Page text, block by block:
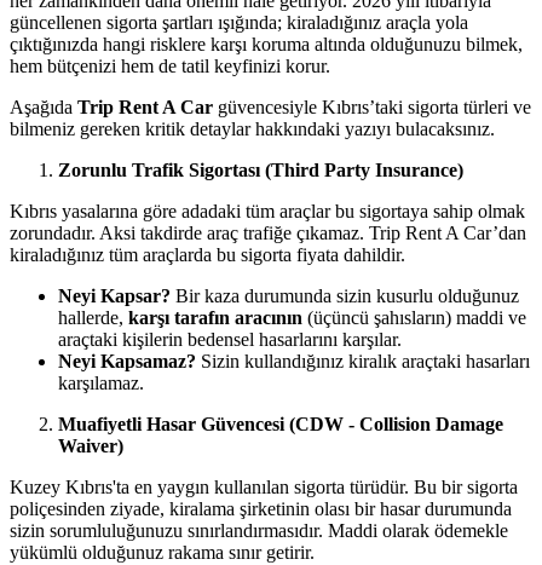
güncellenen sigorta şartları ışığında; kiraladığınız araçla yola
çıktığınızda hangi risklere karşı koruma altında olduğunuzu bilmek,
hem bütçenizi hem de tatil keyfinizi korur.
Aşağıda Trip Rent A Car güvencesiyle Kıbrıs’taki sigorta türleri ve
bilmeniz gereken kritik detaylar hakkındaki yazıyı bulacaksınız.
Zorunlu Trafik Sigortası (Third Party Insurance)
Kıbrıs yasalarına göre adadaki tüm araçlar bu sigortaya sahip olmak
zorundadır. Aksi takdirde araç trafiğe çıkamaz. Trip Rent A Car’dan
kiraladığınız tüm araçlarda bu sigorta fiyata dahildir.
Neyi Kapsar? Bir kaza durumunda sizin kusurlu olduğunuz
hallerde, karşı tarafın aracının (üçüncü şahısların) maddi ve
araçtaki kişilerin bedensel hasarlarını karşılar.
Neyi Kapsamaz? Sizin kullandığınız kiralık araçtaki hasarları
karşılamaz.
Muafiyetli Hasar Güvencesi (CDW - Collision Damage
Waiver)
Kuzey Kıbrıs'ta en yaygın kullanılan sigorta türüdür. Bu bir sigorta
poliçesinden ziyade, kiralama şirketinin olası bir hasar durumunda
sizin sorumluluğunuzu sınırlandırmasıdır. Maddi olarak ödemekle
yükümlü olduğunuz rakama sınır getirir.